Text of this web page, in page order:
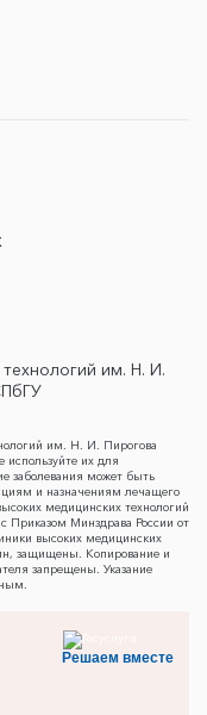
им. Н. И.
им. Н. И. Пирогова
используйте их для
заболевания может быть
и назначениям лечащего
медицинских технологий
Приказом Минздрава России от
высоких медицинских
защищены. Копирование и
запрещены. Указание
Решаем вместе